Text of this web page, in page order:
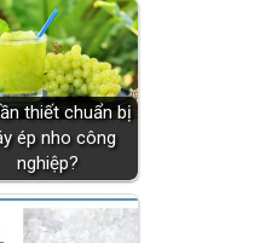
thiết chuẩn bị
ép nho công
nghiệp?